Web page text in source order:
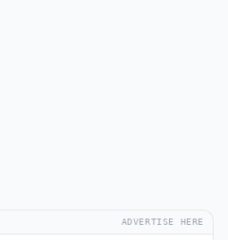
ADVERTISE HERE